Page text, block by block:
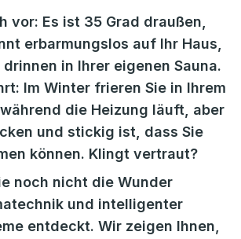
vor: Es ist 35 Grad draußen,
erbarmungslos auf Ihr Haus,
in Ihrer eigenen Sauna.
Im Winter frieren Sie in Ihrem
die Heizung läuft, aber
und stickig ist, dass Sie
können. Klingt vertraut?
noch nicht die Wunder
und intelligenter
entdeckt. Wir zeigen Ihnen,